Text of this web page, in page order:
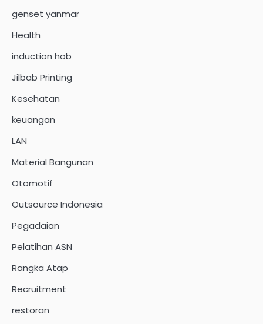
genset yanmar
Health
induction hob
Jilbab Printing
Kesehatan
keuangan
LAN
Material Bangunan
Otomotif
Outsource Indonesia
Pegadaian
Pelatihan ASN
Rangka Atap
Recruitment
restoran